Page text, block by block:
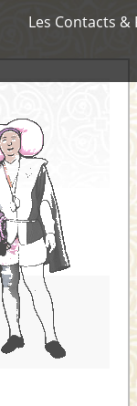
Les Contacts